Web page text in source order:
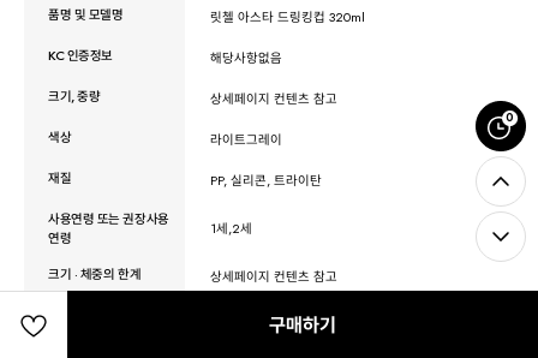
0
구매하기
품명 및 모델명
릿첼 아스타 드링킹컵 320ml
KC 인증정보
해당사항없음
크기, 중량
상세페이지 컨텐츠 참고
색상
라이트그레이
재질
PP, 실리콘, 트라이탄
사용연령 또는 권장사용
연령
1세,2세
크기 · 체중의 한계
상세페이지 컨텐츠 참고